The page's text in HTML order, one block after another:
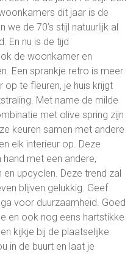
dit jaar is de
we de 70’s stijl natuurlijk al
En nu is de tijd
de woonkamer en
Een sprankje retro is meer
te fleuren, je huis krijgt
Met name de milde
met olive spring zijn
keuren samen met andere
elk interieur op. Deze
met een andere,
upcyclen. Deze trend zal
blijven gelukkig. Geef
voor duurzaamheid. Goed
en ook nog eens hartstikke
kijkje bij de plaatselijke
in de buurt en laat je